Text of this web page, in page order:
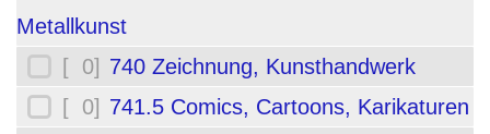
Metallkunst
[ 0] 740 Zeichnung, Kunsthandwerk
[ 0] 741.5 Comics, Cartoons, Karikaturen